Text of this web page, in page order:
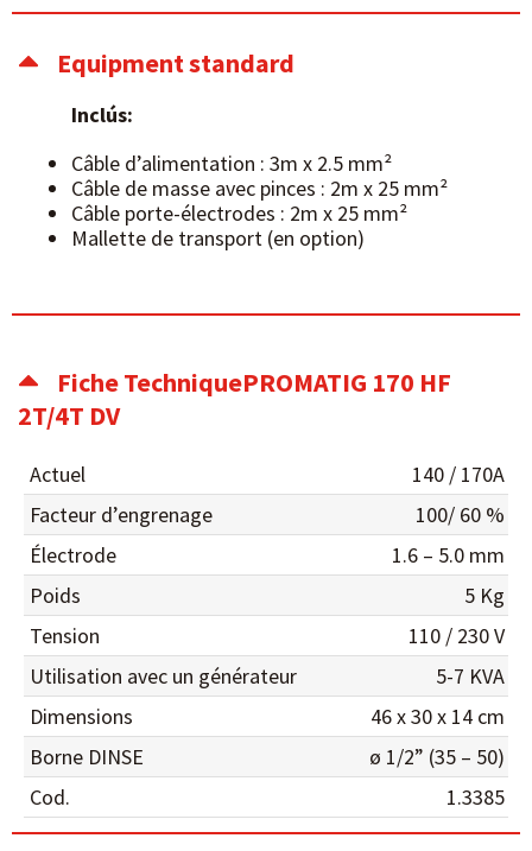
Equipment standard
Inclús:
Câble d’alimentation : 3m x 2.5 mm²
Câble de masse avec pinces : 2m x 25 mm²
Câble porte-électrodes : 2m x 25 mm²
Mallette de transport (en option)
Fiche TechniquePROMATIG 170 HF
2T/4T DV
Actuel
140 / 170A
Facteur d’engrenage
100/ 60 %
Électrode
1.6 – 5.0 mm
Poids
5 Kg
Tension
110 / 230 V
Utilisation avec un générateur
5-7 KVA
Dimensions
46 x 30 x 14 cm
Borne DINSE
ø 1/2” (35 – 50)
Cod.
1.3385